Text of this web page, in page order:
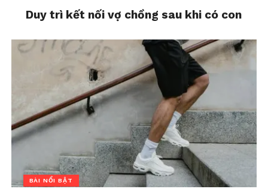
Duy trì kết nối vợ chồng sau khi có con
BÀI NỔI BẬT